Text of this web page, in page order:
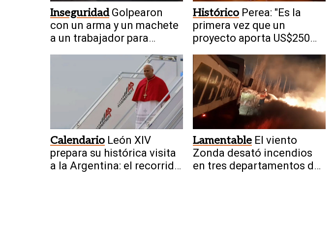
Inseguridad Golpearon
con un arma y un machete
a un trabajador para
Histórico Perea: "Es la
primera vez que un
proyecto aporta US$250
producir"
Calendario León XIV
prepara su histórica visita
a la Argentina: el recorrido
Lamentable El viento
Zonda desató incendios
en tres departamentos de